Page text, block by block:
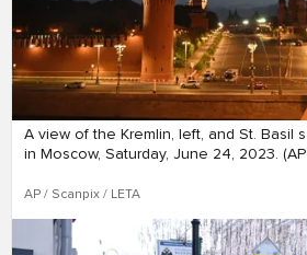
A view of the Kremlin, left, and St. Basil
in Moscow, Saturday, June 24, 2023. (AP
AP / Scanpix / LETA